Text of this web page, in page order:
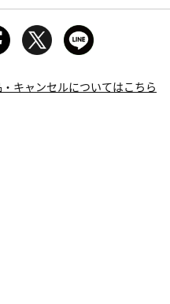
キャンセルについてはこちら